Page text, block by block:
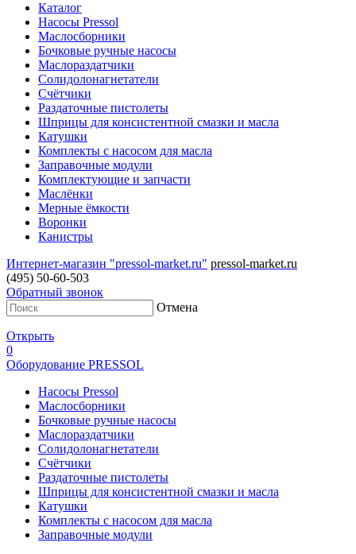
Каталог
Насосы Pressol
Маслосборники
Бочковые ручные насосы
Маслораздатчики
Солидолонагнетатели
Счётчики
Раздаточные пистолеты
Шприцы для консистентной смазки и масла
Катушки
Комплекты с насосом для масла
Заправочные модули
Комплектующие и запчасти
Маслёнки
Мерные ёмкости
Воронки
Канистры
Интернет-магазин "pressol-market.ru" pressol-market.ru
(495) 50-60-503
Обратный звонок
Отмена
Открыть
0
Оборудование PRESSOL
Насосы Pressol
Маслосборники
Бочковые ручные насосы
Маслораздатчики
Солидолонагнетатели
Счётчики
Раздаточные пистолеты
Шприцы для консистентной смазки и масла
Катушки
Комплекты с насосом для масла
Заправочные модули